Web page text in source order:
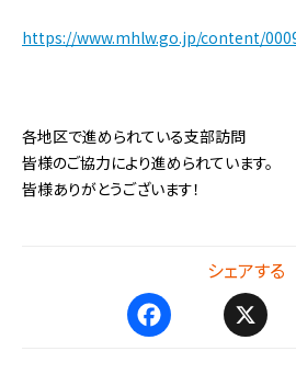
https://www.mhlw.go.jp/content/
各地区で進められている支部訪問
皆様のご協力により進められています。
皆様ありがとうございます！
シェアする